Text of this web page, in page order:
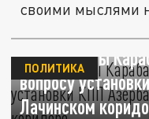
своими мыслями
Спецслужбы
вопросу
Лачинском
ПОЛИТИКА